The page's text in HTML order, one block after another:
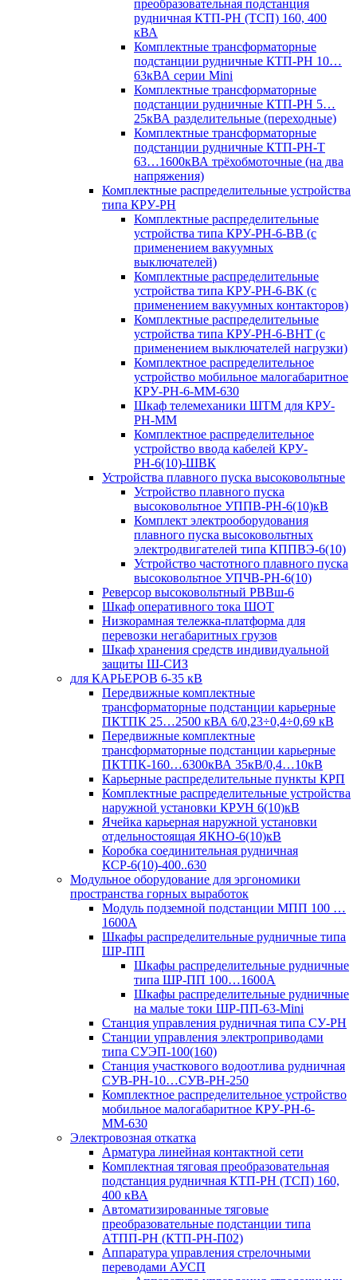
преобразовательная подстанция
рудничная КТП-РН (ТСП) 160, 400
кВА
Комплектные трансформаторные
подстанции рудничные КТП-РН 10…
63кВА серии Mini
Комплектные трансформаторные
подстанции рудничные КТП-РН 5…
25кВА разделительные (переходные)
Комплектные трансформаторные
подстанции рудничные КТП-РН-Т
63…1600кВА трёхобмоточные (на два
напряжения)
Комплектные распределительные устройства
типа КРУ-РН
Комплектные распределительные
устройства типа КРУ-РН-6-ВВ (с
применением вакуумных
выключателей)
Комплектные распределительные
устройства типа КРУ-РН-6-ВК (с
применением вакуумных контакторов)
Комплектные распределительные
устройства типа КРУ-РН-6-ВНТ (с
применением выключателей нагрузки)
Комплектное распределительное
устройство мобильное малогабаритное
КРУ-РН-6-ММ-630
Шкаф телемеханики ШТМ для КРУ-
РН-ММ
Комплектное распределительное
устройство ввода кабелей КРУ-
РН-6(10)-ШВК
Устройства плавного пуска высоковольтные
Устройство плавного пуска
высоковольтное УППВ-РН-6(10)кВ
Комплект электрооборудования
плавного пуска высоковольтных
электродвигателей типа КППВЭ-6(10)
Устройство частотного плавного пуска
высоковольтное УПЧВ-РН-6(10)
Реверсор высоковольтный РВВш-6
Шкаф оперативного тока ШОТ
Низкорамная тележка-платформа для
перевозки негабаритных грузов
Шкаф хранения средств индивидуальной
защиты Ш-СИЗ
для КАРЬЕРОВ 6-35 кВ
Передвижные комплектные
трансформаторные подстанции карьерные
ПКТПК 25…2500 кВА 6/0,23÷0,4÷0,69 кВ
Передвижные комплектные
трансформаторные подстанции карьерные
ПКТПК-160…6300кВА 35кВ/0,4…10кВ
Карьерные распределительные пункты КРП
Комплектные распределительные устройства
наружной установки КРУН 6(10)кВ
Ячейка карьерная наружной установки
отдельностоящая ЯКНО-6(10)кВ
Коробка соединительная рудничная
КСР-6(10)-400..630
Модульное оборудование для эргономики
пространства горных выработок
Модуль подземной подстанции МПП 100 …
1600А
Шкафы распределительные рудничные типа
ШР-ПП
Шкафы распределительные рудничные
типа ШР-ПП 100…1600А
Шкафы распределительные рудничные
на малые токи ШР-ПП-63-Mini
Станция управления рудничная типа СУ-РН
Станции управления электроприводами
типа СУЭП-100(160)
Станция участкового водоотлива рудничная
СУВ-РН-10…СУВ-РН-250
Комплектное распределительное устройство
мобильное малогабаритное КРУ-РН-6-
ММ-630
Электровозная откатка
Арматура линейная контактной сети
Комплектная тяговая преобразовательная
подстанция рудничная КТП-РН (ТСП) 160,
400 кВА
Автоматизированные тяговые
преобразовательные подстанции типа
АТПП-РН (КТП-РН-П02)
Аппаратура управления стрелочными
переводами АУСП